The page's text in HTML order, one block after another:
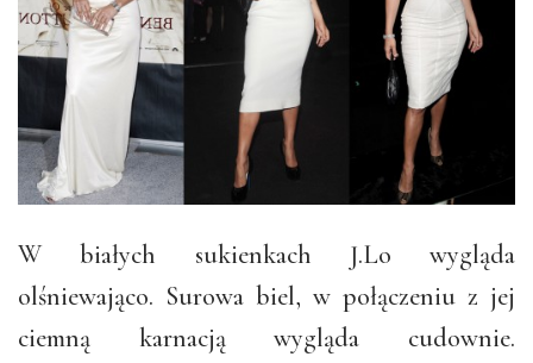
W białych sukienkach J.Lo wygląda
olśniewająco. Surowa biel, w połączeniu z jej
ciemną karnacją wygląda cudownie.